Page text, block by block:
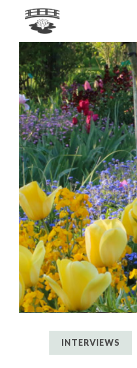
INTERVIEWS